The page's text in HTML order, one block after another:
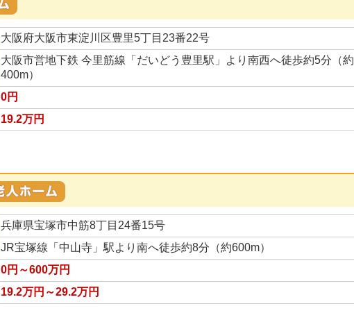
大阪府大阪市東淀川区豊里5丁目23番22号
大阪市営地下鉄 今里筋線「だいどう豊里駅」より南西へ徒歩約5分（約
400m）
0円
19.2万円
兵庫県宝塚市中筋8丁目24番15号
JR宝塚線「中山寺」駅より南へ徒歩約8分（約600m）
0円～600万円
19.2万円～29.2万円